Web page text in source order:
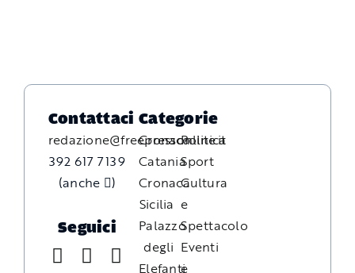
Contattaci
redazione@freepressonline.it
392 617 7139
(anche
)
Seguici
Categorie
Cronaca
Catania
Cronaca
Sicilia
Palazzo
degli
Elefanti
Politica
Sport
Cultura
e
Spettacolo
Eventi
e